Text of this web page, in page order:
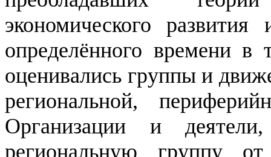
экономического
определённого времени в
оценивались группы и
региональной,
Организации и
региональную группу